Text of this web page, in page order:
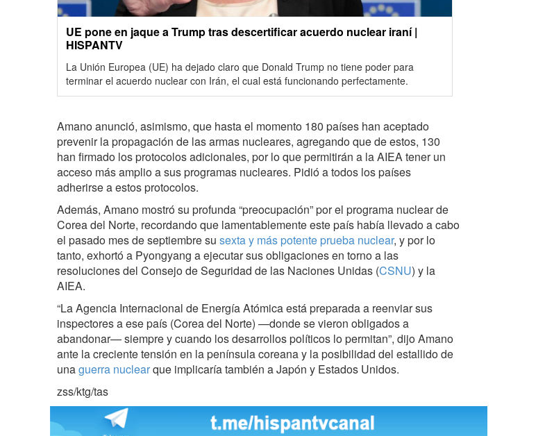
UE pone en jaque a Trump tras descertificar acuerdo nuclear iraní |
HISPANTV
La Unión Europea (UE) ha dejado claro que Donald Trump no tiene poder para
terminar el acuerdo nuclear con Irán, el cual está funcionando perfectamente.
Amano anunció, asimismo, que hasta el momento 180 países han aceptado
prevenir la propagación de las armas nucleares, agregando que de estos, 130
han firmado los protocolos adicionales, por lo que permitirán a la AIEA tener un
acceso más amplio a sus programas nucleares. Pidió a todos los países
adherirse a estos protocolos.
Además, Amano mostró su profunda “preocupación” por el programa nuclear de
Corea del Norte, recordando que lamentablemente este país había llevado a cabo
el pasado mes de septiembre su sexta y más potente prueba nuclear, y por lo
tanto, exhortó a Pyongyang a ejecutar sus obligaciones en torno a las
resoluciones del Consejo de Seguridad de las Naciones Unidas (CSNU) y la
AIEA.
“La Agencia Internacional de Energía Atómica está preparada a reenviar sus
inspectores a ese país (Corea del Norte) —donde se vieron obligados a
abandonar— siempre y cuando los desarrollos políticos lo permitan”, dijo Amano
ante la creciente tensión en la península coreana y la posibilidad del estallido de
unaguerra nuclearque implicaría también a Japón y Estados Unidos.
zss/ktg/tas